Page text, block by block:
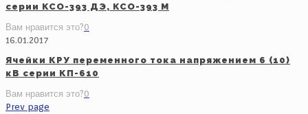
серии КСО-393 ДЭ, КСО-393 М
Вам нравится это?0
16.01.2017
Ячейки КРУ переменного тока напряжением 6 (10)
кВ серии КП-610
Вам нравится это?0
Prev page